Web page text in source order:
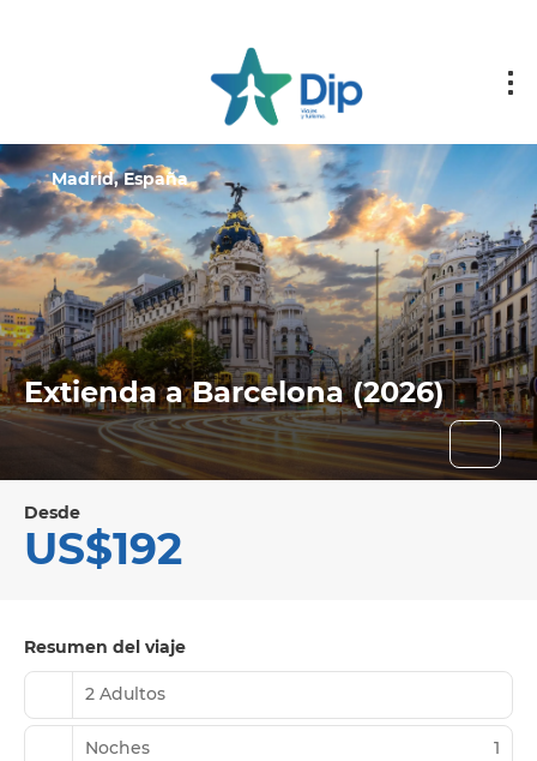
Extienda a Barcelona (2026)
Madrid, España
Desde
US$192
Resumen del viaje
2 Adultos
Noches 1